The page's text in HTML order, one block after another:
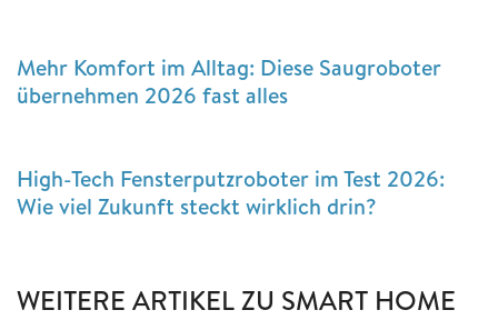
Mehr Komfort im Alltag: Diese Saugroboter
übernehmen 2026 fast alles
High-Tech Fensterputzroboter im Test 2026:
Wie viel Zukunft steckt wirklich drin?
WEITERE ARTIKEL ZU SMART HOME